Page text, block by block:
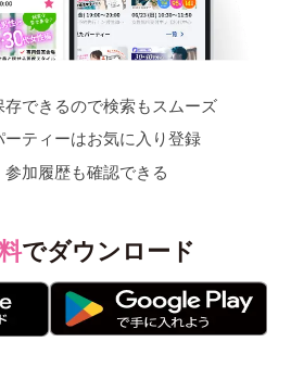
存できるので検索もスムーズ
ーティーはお気に入り登録
加履歴も確認できる
でダウンロード